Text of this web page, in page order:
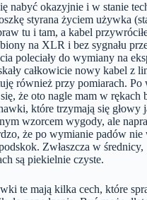
nabyć okazyjnie i w stanie
styrana życiem używka
tu i tam, a kabel
na XLR i bez sygnału
poleciały do wymiany na
całkowicie nowy kabel z
również przy pomiarach. Po
że oto nagle mam w rękach
które trzymają się głowy
wzorcem wygody, ale
że po wymianie padów nie
Zwłaszcza w średnicy,
są piekielnie czyste.
te mają kilka cech, które